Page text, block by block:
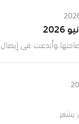
في إيصال
يشعر